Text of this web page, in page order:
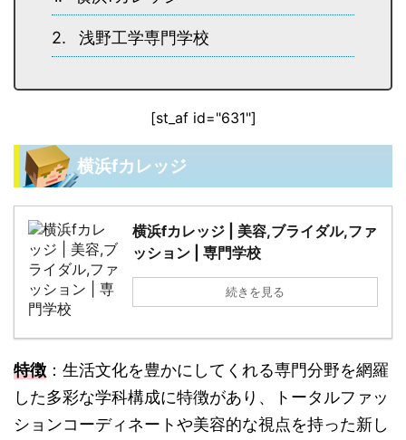
浅野工学専門学校
[st_af id="631"]
横浜fカレッジ
横浜fカレッジ | 美容,ブライダル,ファ
ッション | 専門学校
続きを見る
特徴 ：生活文化を豊かにしてくれる専門分野を網羅
した多彩な学科構成に特徴があり、トータルファッ
ションコーディネートや美容的な視点を持った新し